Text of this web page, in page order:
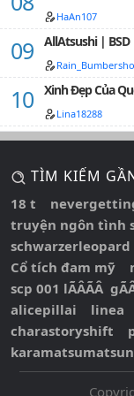
HaAn107
AllAtsushi |
Xinh Đẹp Của
Lina18288
TÌM KIẾM
18 t
truyện ngôn tình
schwarzerleopard
Cổ tích đam mỹ
scp 001 lÃÂÃÂ
alicepillai
linea
charastoryshift